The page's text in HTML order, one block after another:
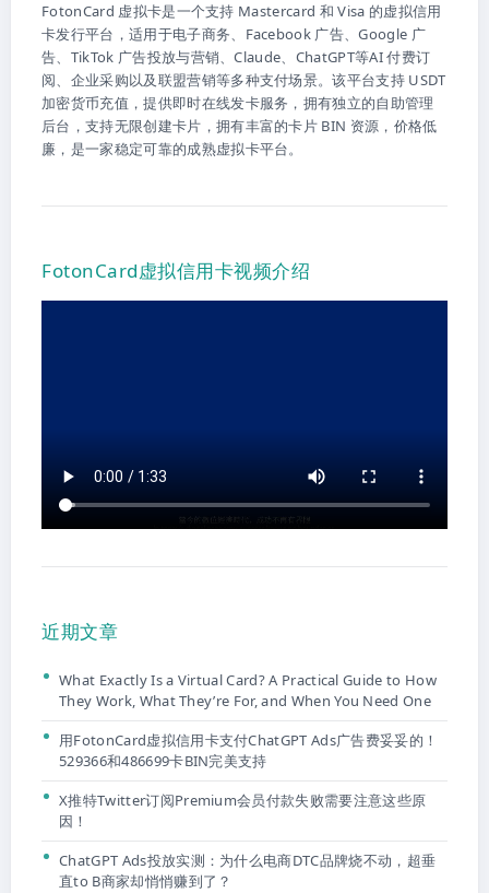
FotonCard 虚拟卡是一个支持 Mastercard 和 Visa 的虚拟信用
卡发行平台，适用于电子商务、Facebook 广告、Google 广
告、TikTok 广告投放与营销、Claude、ChatGPT等AI 付费订
阅、企业采购以及联盟营销等多种支付场景。该平台支持 USDT
加密货币充值，提供即时在线发卡服务，拥有独立的自助管理
后台，支持无限创建卡片，拥有丰富的卡片 BIN 资源，价格低
廉，是一家稳定可靠的成熟虚拟卡平台。
FotonCard虚拟信用卡视频介绍
近期文章
What Exactly Is a Virtual Card? A Practical Guide to How
They Work, What They’re For, and When You Need One
用FotonCard虚拟信用卡支付ChatGPT Ads广告费妥妥的！
529366和486699卡BIN完美支持
X推特Twitter订阅Premium会员付款失败需要注意这些原
因！
ChatGPT Ads投放实测：为什么电商DTC品牌烧不动，超垂
直to B商家却悄悄赚到了？